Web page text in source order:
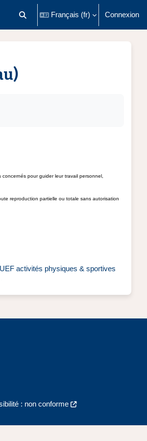
Activer/désactiver la saisie de
Français ‎(fr)‎ Connexion
pour guider leur travail personnel,
reproduction partielle ou totale sans autorisation
activités physiques & sportives
: non conforme